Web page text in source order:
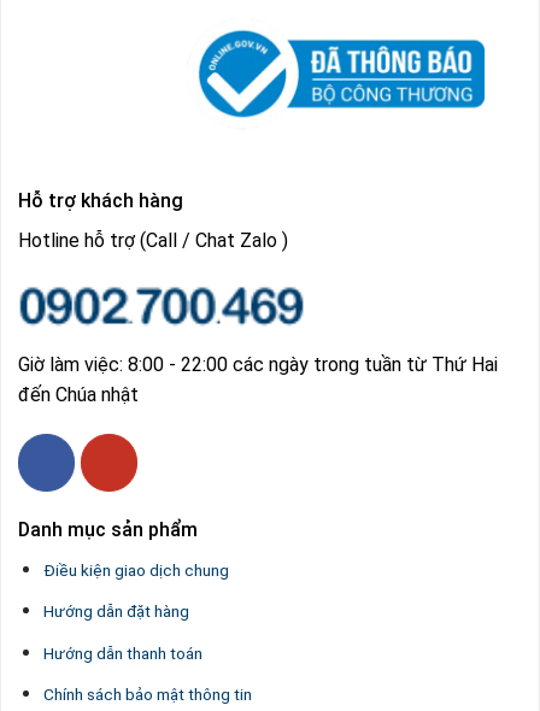
Hỗ trợ khách hàng
Hotline hỗ trợ (Call / Chat Zalo )
Giờ làm việc: 8:00 - 22:00 các ngày trong tuần từ Thứ Hai
đến Chúa nhật
Danh mục sản phẩm
Điều kiện giao dịch chung
Hướng dẫn đặt hàng
Hướng dẫn thanh toán
Chính sách bảo mật thông tin